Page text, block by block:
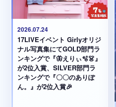
2026.07.24
17LIVEイベント Girlyオリジ
ナル写真集にてGOLD部門ラ
ンキングで『🦋えりぃ🫧👗』
が2位入賞、SILVER部門ラ
ンキングで『〇〇のありぽ
ん。』が2位入賞🎉